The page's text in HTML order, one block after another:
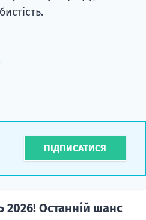
ПІДПИСАТИСЯ
Останній шанс